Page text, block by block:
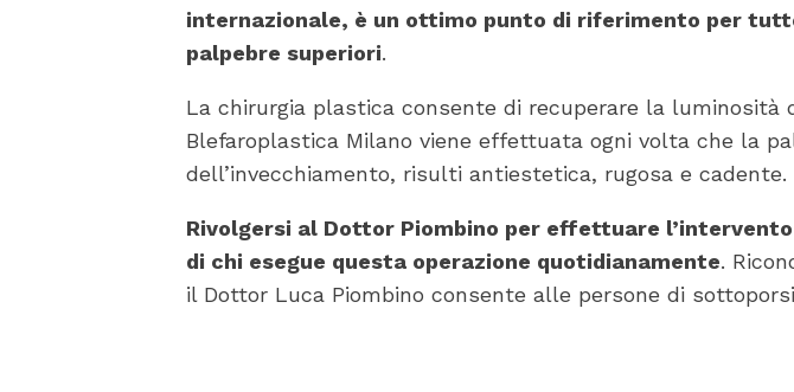
internazionale, è un ottimo punto di riferimento per
palpebre superiori.
La chirurgia plastica consente di recuperare la
Blefaroplastica Milano viene effettuata ogni volta che la
dell’invecchiamento, risulti antiestetica, rugosa e cadente.
Rivolgersi al Dottor Piombino per effettuare
di chi esegue questa operazione quotidianamente.
il Dottor Luca Piombino consente alle persone di